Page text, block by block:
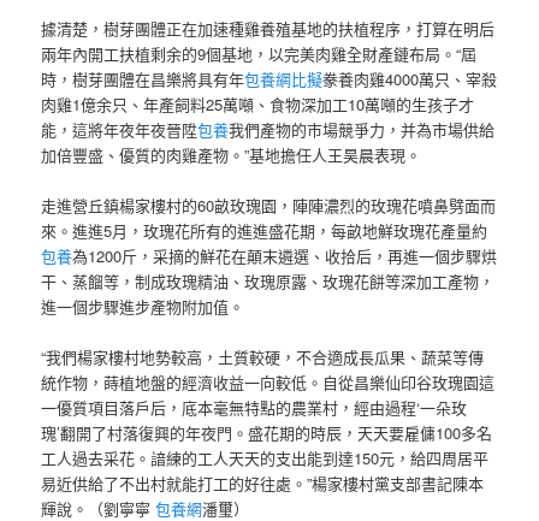
據清楚，樹芽團體正在加速種雞養殖基地的扶植程序，打算在明后
兩年內開工扶植剩余的9個基地，以完美肉雞全財產鏈布局。“屆
時，樹芽團體在昌樂將具有年包養網比擬豢養肉雞4000萬只、宰殺
肉雞1億余只、年產飼料25萬噸、食物深加工10萬噸的生孩子才
能，這將年夜年夜晉陞包養我們產物的市場競爭力，并為市場供給
加倍豐盛、優質的肉雞產物。”基地擔任人王昊晨表現。
走進營丘鎮楊家樓村的60畝玫瑰園，陣陣濃烈的玫瑰花噴鼻劈面而
來。進進5月，玫瑰花所有的進進盛花期，每畝地鮮玫瑰花產量約
包養為1200斤，采摘的鮮花在顛末遴選、收拾后，再進一個步驟烘
干、蒸餾等，制成玫瑰精油、玫瑰原露、玫瑰花餅等深加工產物，
進一個步驟進步產物附加值。
“我們楊家樓村地勢較高，土質較硬，不合適成長瓜果、蔬菜等傳
統作物，蒔植地盤的經濟收益一向較低。自從昌樂仙印谷玫瑰園這
一優質項目落戶后，底本毫無特點的農業村，經由過程‘一朵玫
瑰’翻開了村落復興的年夜門。盛花期的時辰，天天要雇傭100多名
工人過去采花。諳練的工人天天的支出能到達150元，給四周居平
易近供給了不出村就能打工的好往處。”楊家樓村黨支部書記陳本
輝說。（劉寧寧包養網潘璽）